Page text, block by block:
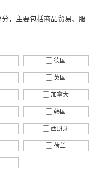
，主要包括商品贸易、服
德国
英国
加拿大
韩国
西班牙
荷兰